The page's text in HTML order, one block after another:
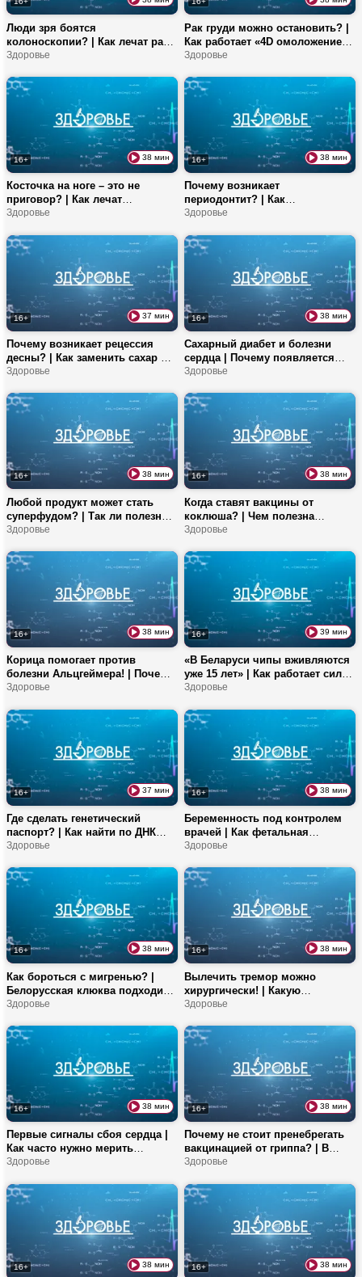
Люди зря боятся
колоноскопии? | Как лечат рак
толстой кишки в Беларуси? |
печени и желчного пузыря
Здоровье
Рак груди можно остановить? |
Как работает «4D омоложение»?
| Ваниль помогает худеть?
Здоровье
16+ 38 мин
Косточка на ноге – это не
приговор? | Как лечат
плоскостопие? | Кому подойдет
Здоровье
16+ 38 мин
Почему возникает
периодонтит? | Как
восстановиться после
творог – утром или вечером?
Здоровье
16+ 37 мин
Почему возникает рецессия
десны? | Как заменить сахар в
десертах? | Новые технологии в
Здоровье
16+ 38 мин
Сахарный диабет и болезни
сердца | Почему появляется
тяга к сладкому? | Чем вредны
Здоровье
16+ 38 мин
Любой продукт может стать
суперфудом? | Так ли полезно
авокадо? | Послеродовая
невролога для новорожденных
Здоровье
16+ 38 мин
Когда ставят вакцины от
коклюша? | Чем полезна
минералка? | Рецепт
соли
Здоровье
16+ 38 мин
Корица помогает против
болезни Альцгеймера! | Почему
важно прививаться от гриппа? |
заболеваний
Здоровье
16+ 39 мин
«В Беларуси чипы вживляются
уже 15 лет» | Как работает сила
мысли? | Почему от голода
Разгрузочные диеты после
праздников
Здоровье
16+ 37 мин
Где сделать генетический
паспорт? | Как найти по ДНК
будущего чемпиона? | Плюсы
цитрусовых
Здоровье
16+ 38 мин
Беременность под контролем
врачей | Как фетальная
хирургия борется за ребенка? |
женщина?
Здоровье
16+ 38 мин
Как бороться с мигренью? |
Белорусская клюква подходит
для лечения цистита? |
Здоровье
16+ 38 мин
Вылечить тремор можно
хирургически! | Какую
операцию проводят в
консервированными овощами
Здоровье
16+ 38 мин
Первые сигналы сбоя сердца |
Как часто нужно мерить
давление? | Какие блюда
группы B?
Здоровье
16+ 38 мин
Почему не стоит пренебрегать
вакцинацией от гриппа? | В
каких продуктах содержится
Здоровье
16+ 38 мин 16+ 38 мин